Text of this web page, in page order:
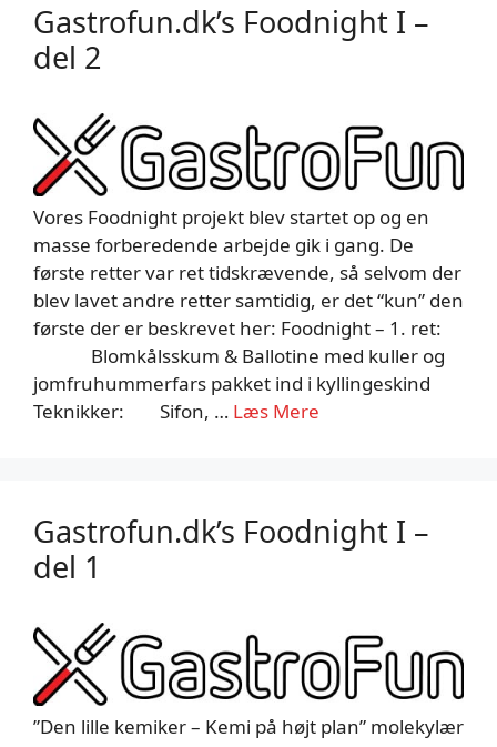
Gastrofun.dk’s Foodnight I –
del 2
Vores Foodnight projekt blev startet op og en
masse forberedende arbejde gik i gang. De
første retter var ret tidskrævende, så selvom der
blev lavet andre retter samtidig, er det “kun” den
første der er beskrevet her: Foodnight – 1. ret:
Blomkålsskum & Ballotine med kuller og
jomfruhummerfars pakket ind i kyllingeskind
Teknikker: Sifon, … Læs Mere
Gastrofun.dk’s Foodnight I –
del 1
”Den lille kemiker – Kemi på højt plan” molekylær